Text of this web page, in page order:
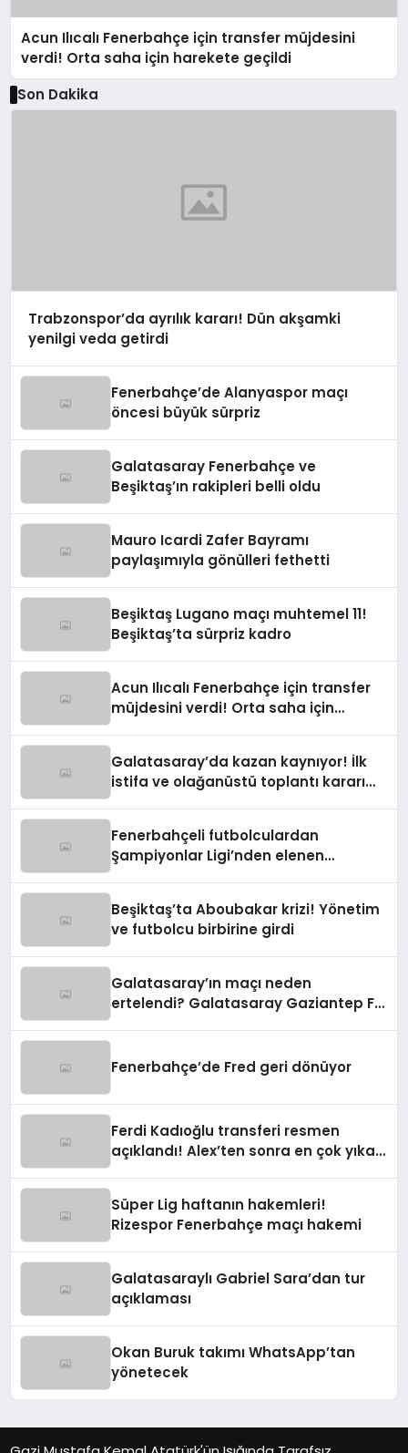
Acun Ilıcalı Fenerbahçe için transfer müjdesini
verdi! Orta saha için harekete geçildi
Son Dakika
Trabzonspor’da ayrılık kararı! Dün akşamki
yenilgi veda getirdi
Fenerbahçe’de Alanyaspor maçı
öncesi büyük sürpriz
Galatasaray Fenerbahçe ve
Beşiktaş’ın rakipleri belli oldu
Mauro Icardi Zafer Bayramı
paylaşımıyla gönülleri fethetti
Beşiktaş Lugano maçı muhtemel 11!
Beşiktaş’ta sürpriz kadro
Acun Ilıcalı Fenerbahçe için transfer
müjdesini verdi! Orta saha için
Galatasaray’da kazan kaynıyor! İlk
istifa ve olağanüstü toplantı kararı
Fenerbahçeli futbolculardan
Şampiyonlar Ligi’nden elenen
Beşiktaş’ta Aboubakar krizi! Yönetim
ve futbolcu birbirine girdi
Galatasaray’ın maçı neden
ertelendi? Galatasaray Gaziantep FK
Fenerbahçe’de Fred geri dönüyor
Ferdi Kadıoğlu transferi resmen
açıklandı! Alex’ten sonra en çok yıkan
Süper Lig haftanın hakemleri!
Rizespor Fenerbahçe maçı hakemi
Galatasaraylı Gabriel Sara’dan tur
açıklaması
Okan Buruk takımı WhatsApp’tan
yönetecek